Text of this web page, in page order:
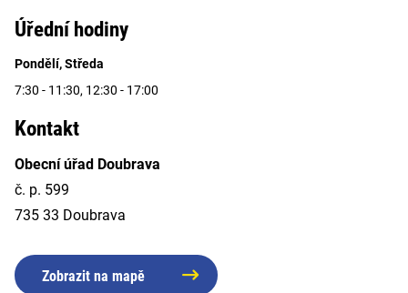
Úřední hodiny
Pondělí, Středa
7:30 - 11:30, 12:30 - 17:00
Kontakt
Obecní úřad Doubrava
č. p. 599
735 33 Doubrava
Zobrazit na mapě